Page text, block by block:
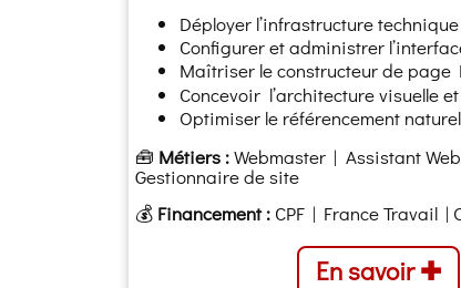
Déployer l’infrastructure technique
Configurer et administrer
Maîtriser le constructeur de page
Concevoir l’architecture visuelle
Optimiser le référencement
🧰 Métiers :Webmaster | Assistant
Gestionnaire de site
💰 Financement : CPF | France Travail |
En savoir ✚